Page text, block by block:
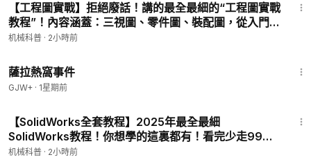
【工程圖實戰】拒絕廢話！講的最全最細的“工程圖實戰
教程”！內容涵蓋：三視圖、零件圖、裝配圖，從入門到
精通，少走99%的彎路！這還學不會，我退出機械圈！
机械科普 · 2小時前
薩拉熱窩事件
GJW+ · 1星期前
【SolidWorks全套教程】2025年最全最細
SolidWorks教程！你想學的這裏都有！看完少走99%
的彎路！吊打一切付費教程！ P7 - 第6集：solid
机械科普 · 2小時前